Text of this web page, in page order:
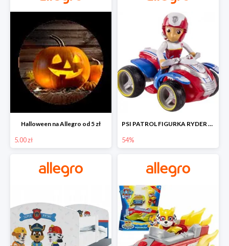
Halloween na Allegro od 5 zł
5.00 zł
PSI PATROL FIGURKA RYDER + QUAD POJAZD RATUNKOWY -54%
54%